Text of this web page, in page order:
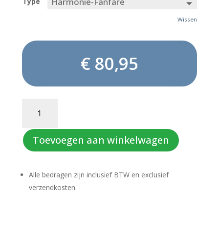
Wissen
€ 80,95
A
MUSICIAN
Toevoegen aan winkelwagen
Alle bedragen zijn inclusief BTW en exclusief
verzendkosten.